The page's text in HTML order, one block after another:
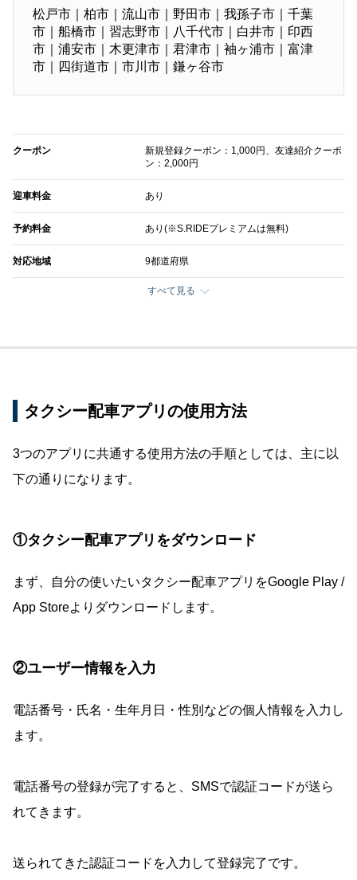
松戸市｜柏市｜流山市｜野田市｜我孫子市｜千葉
市｜船橋市｜習志野市｜八千代市｜白井市｜印西
市｜浦安市｜木更津市｜君津市｜袖ヶ浦市｜富津
市｜四街道市｜市川市｜鎌ヶ谷市
クーポン
新規登録クーポン：1,000円、友達紹介クーポ
ン：2,000円
迎車料金 あり
予約料金 あり(※S.RIDEプレミアムは無料)
対応地域 9都道府県
すべて見る
タクシー配車アプリの使用方法
3つのアプリに共通する使用方法の手順としては、主に以
下の通りになります。
①タクシー配車アプリをダウンロード
まず、自分の使いたいタクシー配車アプリをGoogle Play /
App Storeよりダウンロードします。
②ユーザー情報を入力
電話番号・氏名・生年月日・性別などの個人情報を入力し
ます。
電話番号の登録が完了すると、SMSで認証コードが送ら
れてきます。
送られてきた認証コードを入力して登録完了です。